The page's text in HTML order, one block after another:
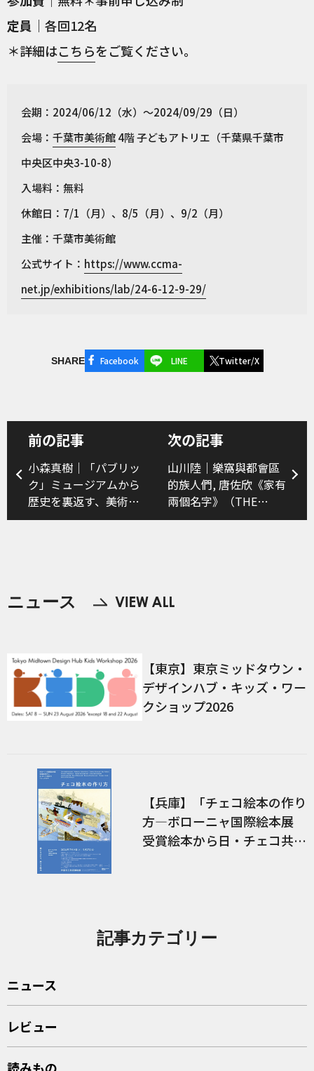
定員 ｜各回12名
＊詳細はこちらをご覧ください。
会期：2024/06/12（水）〜2024/09/29（日）
会場： 千葉市美術館4階 子どもアトリエ（千葉県千葉市
中央区中央3-10-8）
入場料：無料
休館日：7/1（月）、8/5（月）、9/2（月）
主催：千葉市美術館
公式サイト： https://www.ccma-
net.jp/exhibitions/lab/24-6-12-9-29/
SHARE Facebook LINE Twitter/X
前の記事
小森真樹｜「パブリッ
ク」ミュージアムから
歴史を裏返す、美術品
をポチって戦争の記憶
次の記事
山川陸｜樂窩與都會區
的族人們, 唐佐欣《家有
兩個名字》（THE
WORLD Association
台北：轉運站」より）
ニュース
【東京】東京ミッドタウン・
デザインハブ・キッズ・ワー
クショップ2026
【兵庫】「チェコ絵本の作り
方―ボローニャ国際絵本展
受賞絵本から日・チェコ共作
記事カテゴリー
ニュース
レビュー